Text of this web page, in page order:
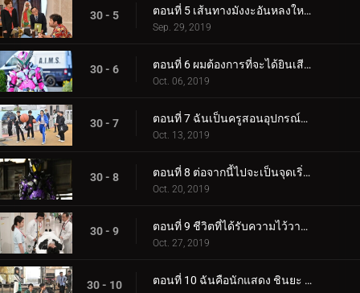
30 - 5 ตอนที่ 5 เส้นทางมังงะอันหลงใหลของเขา
Sep. 29, 2019
30 - 6 ตอนที่ 6 ผมต้องการที่จะได้ยินเสียงของคุณ
Oct. 06, 2019
30 - 7 ตอนที่ 7 ฉันเป็นครูสอนอุปกรณ์ฮิวม่าเลือดร้อน!
Oct. 13, 2019
30 - 8 ตอนที่ 8 ต่อจากนี้ไปจะเป็นจุดเริ่มต้นของการทำลายล้าง
Oct. 20, 2019
30 - 9 ตอนที่ 9 ชีวิตที่ได้รับความไว้วางใจ
Oct. 27, 2019
30 - 10 ตอนที่ 10 ฉันคือนักแสดง ชินยะ โอวาดะ